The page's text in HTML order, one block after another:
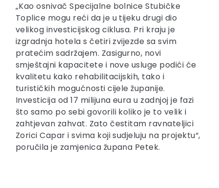
„Kao osnivač Specijalne bolnice Stubičke
Toplice mogu reći da je u tijeku drugi dio
velikog investicijskog ciklusa. Pri kraju je
izgradnja hotela s četiri zvijezde sa svim
pratećim sadržajem. Zasigurno, novi
smještajni kapacitete i nove usluge podići će
kvalitetu kako rehabilitacijskih, tako i
turističkih mogućnosti cijele županije.
Investicija od 17 milijuna eura u zadnjoj je fazi
što samo po sebi govorili koliko je to velik i
zahtjevan zahvat. Zato čestitam ravnateljici
Zorici Capar i svima koji sudjeluju na projektu“,
poručila je zamjenica župana Petek.